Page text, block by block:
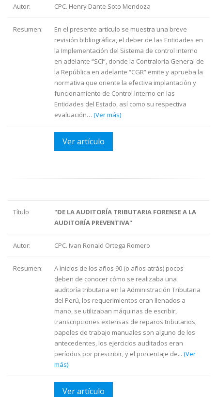
Autor: CPC. Henry Dante Soto Mendoza
Resumen:
En el presente artículo se muestra una breve
revisión bibliográfica, el deber de las Entidades en
la Implementación del Sistema de control Interno
en adelante “SCI”, donde la Contraloría General de
la República en adelante “CGR” emite y aprueba la
normativa que oriente la efectiva implantación y
funcionamiento de Control Interno en las
Entidades del Estado, así como su respectiva
evaluación… (Ver más)
Ver artículo
Título
"DE LA AUDITORÍA TRIBUTARIA FORENSE A LA
AUDITORÍA PREVENTIVA"
Autor: CPC. Ivan Ronald Ortega Romero
Resumen:
A inicios de los años 90 (o años atrás) pocos
deben de conocer cómo se realizaba una
auditoría tributaria en la Administración Tributaria
del Perú, los requerimientos eran llenados a
mano, se utilizaban máquinas de escribir,
transcripciones extensas de reparos tributarios,
papeles de trabajo manuales son alguno de los
antecedentes, los ejercicios auditados eran
períodos por prescribir, y el porcentaje de... (Ver
más)
Ver artículo